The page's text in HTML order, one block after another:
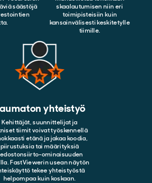
säästöjä
skaalautumisen niin eri
toimipisteisiin kuin
kansainvälisesti keskitetylle
tiimille.
yhteistyö
Kehittäjät, suunnittelijat ja
tiimit voivat työskennellä
etänä ja jakaa koodia,
piirustuksia tai määrityksiä
ominaisuuden
FastViewerin usean näytön
tekee yhteistyöstä
helpompaa kuin koskaan.